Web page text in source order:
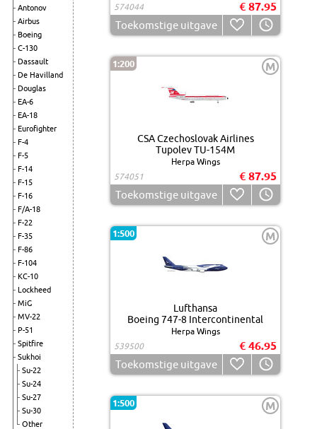
Antonov
Airbus
Boeing
C-130
Dassault
De Havilland
Douglas
EA-6
EA-18
Eurofighter
F-4
F-5
F-14
F-15
F-16
F/A-18
F-22
F-35
F-86
F-104
KC-10
Lockheed
MiG
MV-22
P-51
Spitfire
Sukhoi
Su-22
Su-24
Su-27
Su-30
Other
574044
€ 87.95
Toekomstige uitgave
1:200 M
CSA Czechoslovak Airlines
Tupolev TU-154M
Herpa Wings
574051
€ 87.95
Toekomstige uitgave
1:500 M
Lufthansa
Boeing 747-8 Intercontinental
Herpa Wings
539500
€ 46.95
Toekomstige uitgave
1:500 M